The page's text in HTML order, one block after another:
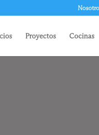
Proyectos Cocinas